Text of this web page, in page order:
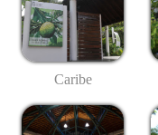
Caribe